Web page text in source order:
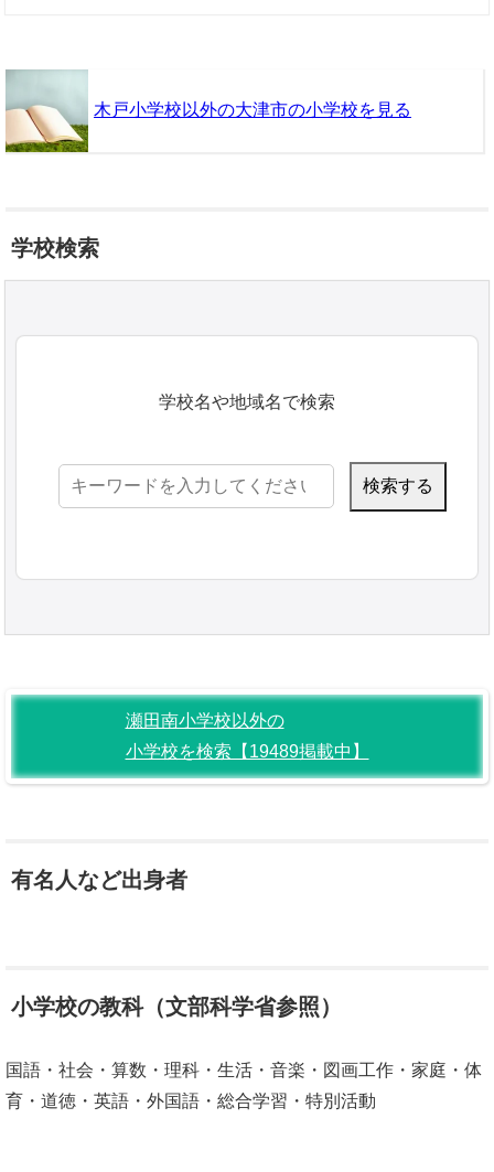
木戸小学校以外の大津市の小学校を見る
学校検索
学校名や地域名で検索
検
瀬田南小学校以外の
小学校を検索【19489掲載中】
有名人など出身者
小学校の教科（文部科学省参照）
国語・社会・算数・理科・生活・音楽・図画工作・家庭・体
育・道徳・英語・外国語・総合学習・特別活動